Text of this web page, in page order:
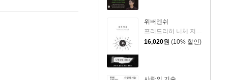
위버멘쉬
16,020원 (10% 할인)